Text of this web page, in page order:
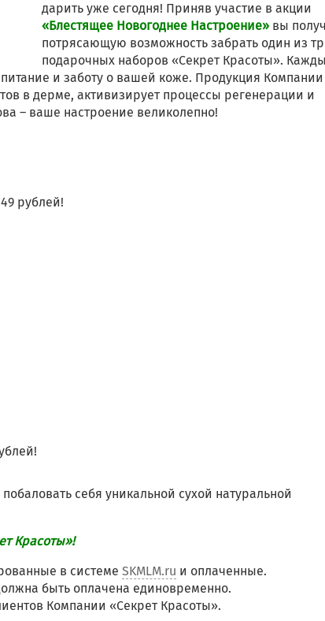
дарить уже сегодня! Приняв участие в акции
«Блестящее Новогоднее Настроение»вы
потрясающую возможность забрать один из
подарочных наборов «Секрет Красоты».
и заботу о вашей коже. Продукция Компании
в дерме, активизирует процессы регенерации и
– ваше настроение великолепно!
рублей!
себя уникальной сухой натуральной
Красоты»!
в системе SKMLM.ru и оплаченные.
быть оплачена единовременно.
Компании «Секрет Красоты».